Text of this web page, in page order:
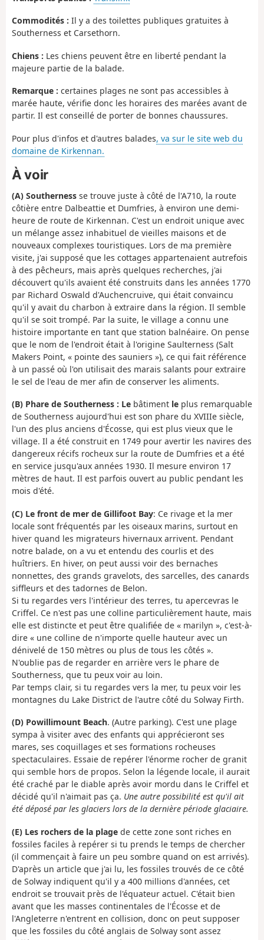
Commodités : Il y a des toilettes publiques gratuites à
Southerness et Carsethorn.
Chiens : Les chiens peuvent être en liberté pendant la
majeure partie de la balade.
Remarque : certaines plages ne sont pas accessibles à
marée haute, vérifie donc les horaires des marées avant de
partir. Il est conseillé de porter de bonnes chaussures.
Pour plus d'infos et d'autres balades, va sur le site web du
domaine de Kirkennan.
À voir
(A) Southerness se trouve juste à côté de l'A710, la route
côtière entre Dalbeattie et Dumfries, à environ une demi-
heure de route de Kirkennan. C'est un endroit unique avec
un mélange assez inhabituel de vieilles maisons et de
nouveaux complexes touristiques. Lors de ma première
visite, j'ai supposé que les cottages appartenaient autrefois
à des pêcheurs, mais après quelques recherches, j'ai
découvert qu'ils avaient été construits dans les années 1770
par Richard Oswald d'Auchencruive, qui était convaincu
qu'il y avait du charbon à extraire dans la région. Il semble
qu'il se soit trompé. Par la suite, le village a connu une
histoire importante en tant que station balnéaire. On pense
que le nom de l'endroit était à l'origine Saulterness (Salt
Makers Point, « pointe des sauniers »), ce qui fait référence
à un passé où l'on utilisait des marais salants pour extraire
le sel de l'eau de mer afin de conserver les aliments.
(B) Phare de Southerness : Le bâtiment le plus remarquable
de Southerness aujourd'hui est son phare du XVIIIe siècle,
l'un des plus anciens d'Écosse, qui est plus vieux que le
village. Il a été construit en 1749 pour avertir les navires des
dangereux récifs rocheux sur la route de Dumfries et a été
en service jusqu'aux années 1930. Il mesure environ 17
mètres de haut. Il est parfois ouvert au public pendant les
mois d'été.
(C) Le front de mer de Gillifoot Bay: Ce rivage et la mer
locale sont fréquentés par les oiseaux marins, surtout en
hiver quand les migrateurs hivernaux arrivent. Pendant
notre balade, on a vu et entendu des courlis et des
huîtriers. En hiver, on peut aussi voir des bernaches
nonnettes, des grands gravelots, des sarcelles, des canards
siffleurs et des tadornes de Belon.
Si tu regardes vers l'intérieur des terres, tu apercevras le
Criffel. Ce n'est pas une colline particulièrement haute, mais
elle est distincte et peut être qualifiée de « marilyn », c'est-à-
dire « une colline de n'importe quelle hauteur avec un
dénivelé de 150 mètres ou plus de tous les côtés ».
N'oublie pas de regarder en arrière vers le phare de
Southerness, que tu peux voir au loin.
Par temps clair, si tu regardes vers la mer, tu peux voir les
montagnes du Lake District de l'autre côté du Solway Firth.
(D) Powillimount Beach. (Autre parking). C'est une plage
sympa à visiter avec des enfants qui apprécieront ses
mares, ses coquillages et ses formations rocheuses
spectaculaires. Essaie de repérer l'énorme rocher de granit
qui semble hors de propos. Selon la légende locale, il aurait
été craché par le diable après avoir mordu dans le Criffel et
décidé qu'il n'aimait pas ça. Une autre possibilité est qu'il ait
été déposé par les glaciers lors de la dernière période glaciaire.
(E) Les rochers de la plage de cette zone sont riches en
fossiles faciles à repérer si tu prends le temps de chercher
(il commençait à faire un peu sombre quand on est arrivés).
D'après un article que j'ai lu, les fossiles trouvés de ce côté
de Solway indiquent qu'il y a 400 millions d'années, cet
endroit se trouvait près de l'équateur actuel. C'était bien
avant que les masses continentales de l'Écosse et de
l'Angleterre n'entrent en collision, donc on peut supposer
que les fossiles du côté anglais de Solway sont assez